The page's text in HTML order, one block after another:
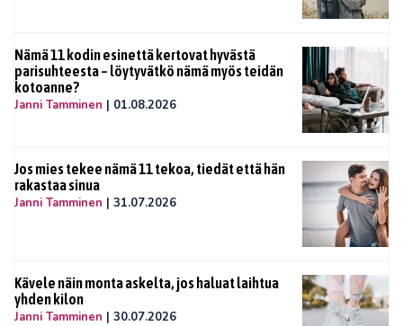
Nämä 11 kodin esinettä kertovat hyvästä
parisuhteesta – löytyvätkö nämä myös teidän
kotoanne?
Janni Tamminen | 01.08.2026
Jos mies tekee nämä 11 tekoa, tiedät että hän
rakastaa sinua
Janni Tamminen | 31.07.2026
Kävele näin monta askelta, jos haluat laihtua
yhden kilon
Janni Tamminen | 30.07.2026